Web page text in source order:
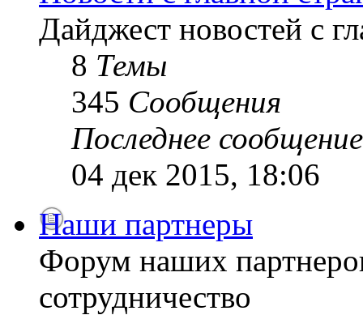
Дайджест новостей с
8 Темы
345 Сообщения
Последнее сообщение
04 дек 2015, 18:06
Наши партнеры
Форум наших
сотрудничество